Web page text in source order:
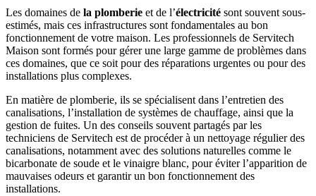
Les domaines de la plomberie et de l’électricité sont souvent sous-
estimés, mais ces infrastructures sont fondamentales au bon
fonctionnement de votre maison. Les professionnels de Servitech
Maison sont formés pour gérer une large gamme de problèmes dans
ces domaines, que ce soit pour des réparations urgentes ou pour des
installations plus complexes.
En matière de plomberie, ils se spécialisent dans l’entretien des
canalisations, l’installation de systèmes de chauffage, ainsi que la
gestion de fuites. Un des conseils souvent partagés par les
techniciens de Servitech est de procéder à un nettoyage régulier des
canalisations, notamment avec des solutions naturelles comme le
bicarbonate de soude et le vinaigre blanc, pour éviter l’apparition de
mauvaises odeurs et garantir un bon fonctionnement des
installations.